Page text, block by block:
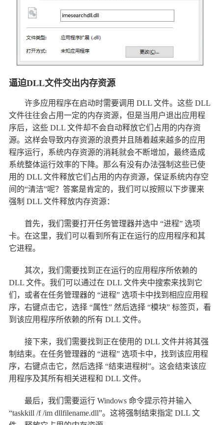
逼迫DLL文件交出内存资源
许多应用程序在启动时需要调用 DLL 文件。这些 DLL
文件往往会占用一定的内存资源，但是当用户退出应用程
序后，这些 DLL 文件却不会自动释放它们占用的内存资
源。这样会导致内存资源的浪费并且随着越来越多的应用
程序运行，系统内存资源的消耗就会不断增加，最终造成
系统整体运行效率的下降。那么有没有办法强制这些已使
用的 DLL 文件释放它们占用的内存资源，保证系统内存空
间的“清洁”呢？答案是肯定的，我们可以按照以下步骤来
强制 DLL 文件释放内存资源：
首先，我们需要打开任务管理器并选中 “进程” 选项
卡。在这里，我们可以看到所有正在运行的应用程序和其
它进程。
其次，我们需要找到正在运行的应用程序所依赖的
DLL 文件。我们可以通过在 DLL 文件夹中搜索来找到它
们，或者在任务管理器的 “进程” 选项卡中找到相应应用程
序，右键点击它，选择 “属性” 然后选择 “模块” 标签页，看
到该应用程序所依赖的所有 DLL 文件。
接下来，我们需要找到正在使用的 DLL 文件并将其强
制结束。在任务管理器的 “进程” 选项卡中，找到该应用程
序，右键点击它，然后选择 “结束进程树”。这会结束该应
用程序及其所有相关进程和 DLL 文件。
最后，我们需要运行 Windows 命令提示符并输入
“taskkill /f /im dllfilename.dll”。这将强制结束指定 DLL 文